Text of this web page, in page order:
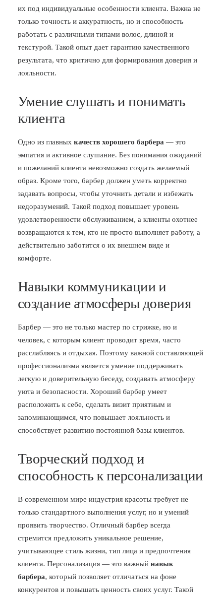
их под индивидуальные особенности клиента. Важна не
только точность и аккуратность, но и способность
работать с различными типами волос, длиной и
текстурой. Такой опыт дает гарантию качественного
результата, что критично для формирования доверия и
лояльности.
Умение слушать и понимать
клиента
Одно из главных качеств хорошего барбера — это
эмпатия и активное слушание. Без понимания ожиданий
и пожеланий клиента невозможно создать желаемый
образ. Кроме того, барбер должен уметь корректно
задавать вопросы, чтобы уточнить детали и избежать
недоразумений. Такой подход повышает уровень
удовлетворенности обслуживанием, а клиенты охотнее
возвращаются к тем, кто не просто выполняет работу, а
действительно заботится о их внешнем виде и
комфорте.
Навыки коммуникации и
создание атмосферы доверия
Барбер — это не только мастер по стрижке, но и
человек, с которым клиент проводит время, часто
расслабляясь и отдыхая. Поэтому важной составляющей
профессионализма является умение поддерживать
легкую и доверительную беседу, создавать атмосферу
уюта и безопасности. Хороший барбер умеет
расположить к себе, сделать визит приятным и
запоминающимся, что повышает лояльность и
способствует развитию постоянной базы клиентов.
Творческий подход и
способность к персонализации
В современном мире индустрия красоты требует не
только стандартного выполнения услуг, но и умений
проявить творчество. Отличный барбер всегда
стремится предложить уникальное решение,
учитывающее стиль жизни, тип лица и предпочтения
клиента. Персонализация — это важный навык
барбера, который позволяет отличаться на фоне
конкурентов и повышать ценность своих услуг. Такой